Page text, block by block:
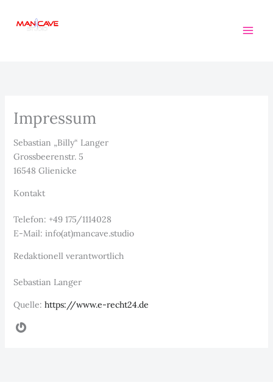
Inhalt
Impressum
Sebastian „Billy“ Langer
Grossbeerenstr. 5
16548 Glienicke
Kontakt
Telefon: +49 175/1114028
E-Mail: info(at)mancave.studio
Redaktionell verantwortlich
Sebastian Langer
Quelle: https://www.e-recht24.de
Gravatar